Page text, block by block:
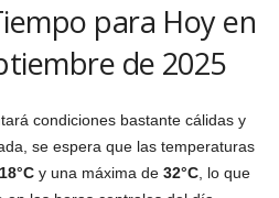
para Hoy en
de 2025
condiciones bastante cálidas y
se espera que las temperaturas
18°C y una máxima de 32°C, lo que